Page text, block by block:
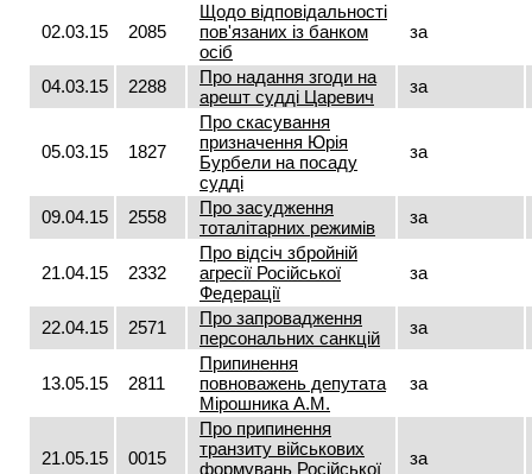
02.03.15 2085
Щодо відповідальності
пов'язаних із банком
осіб
за
04.03.15 2288
Про надання згоди на
арешт судді Царевич
за
05.03.15 1827
Про скасування
призначення Юрія
Бурбели на посаду
судді
за
09.04.15 2558
Про засудження
тоталітарних режимів
за
21.04.15 2332
Про відсіч збройній
агресії Російської
Федерації
за
22.04.15 2571
Про запровадження
персональних санкцій
за
13.05.15 2811
Припинення
повноважень депутата
Мірошника А.М.
за
21.05.15 0015
Про припинення
транзиту військових
формувань Російської
за